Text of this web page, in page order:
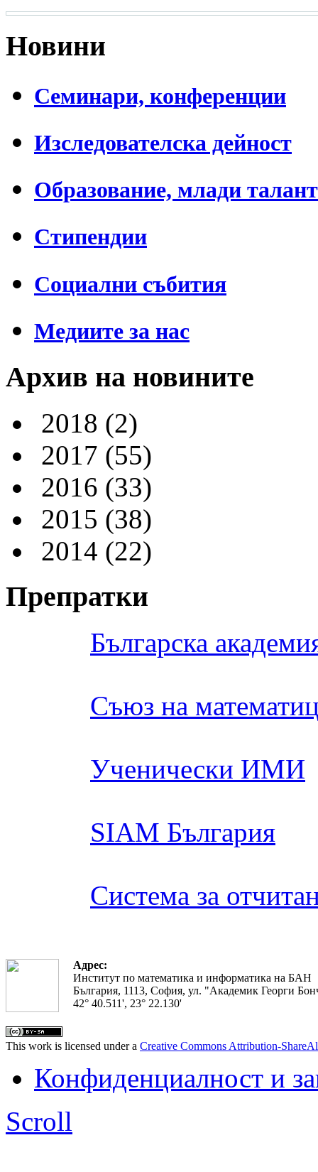
Новини
Семинари, конференции
Изследователска дейност
Образование, млади
Стипендии
Социални събития
Медиите за нас
Архив на новините
2018 (2)
2017 (55)
2016 (33)
2015 (38)
2014 (22)
Препратки
Българска
Съюз на
Ученически ИМИ
SIAM България
Система за
Адрес:
Институт по математика и информатика на БАН
България, 1113, София, ул. "Академик Георги
42° 40.511', 23° 22.130'
This work is licensed under a Creative Commons Attribution-
Конфиденциалност и
Scroll